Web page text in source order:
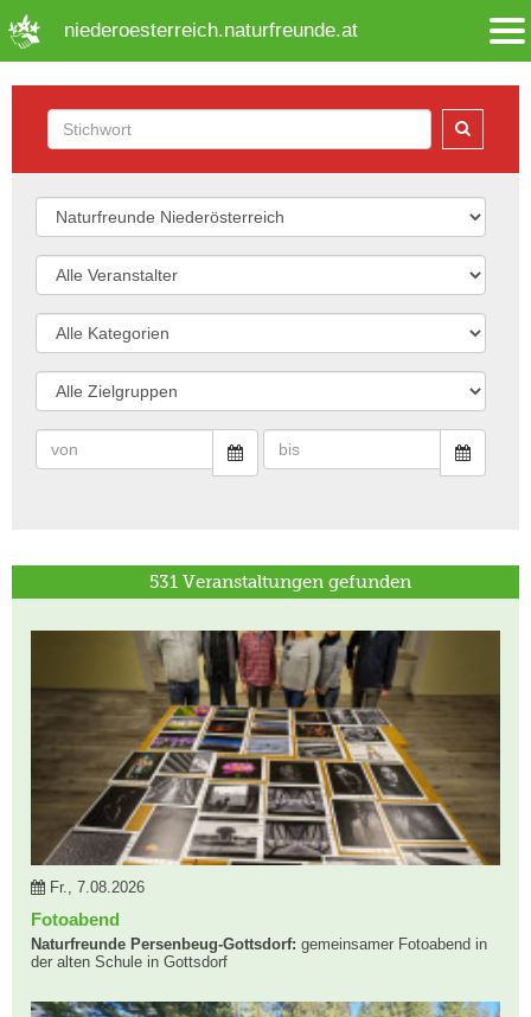
niederoesterreich.naturfreunde.at
531 Veranstaltungen gefunden
Fr., 7.08.2026
Fotoabend
Naturfreunde Persenbeug-Gottsdorf: gemeinsamer Fotoabend in
der alten Schule in Gottsdorf